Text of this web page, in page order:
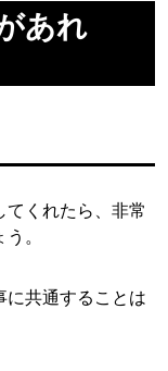
あれ
くれたら、非常
。
に共通することは